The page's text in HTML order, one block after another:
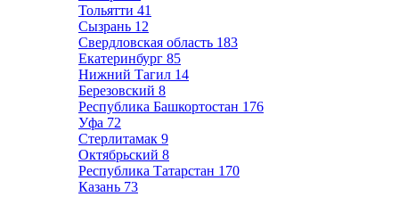
Тольятти 41
Сызрань 12
Свердловская область 183
Екатеринбург 85
Нижний Тагил 14
Березовский 8
Республика Башкортостан 176
Уфа 72
Стерлитамак 9
Октябрьский 8
Республика Татарстан 170
Казань 73